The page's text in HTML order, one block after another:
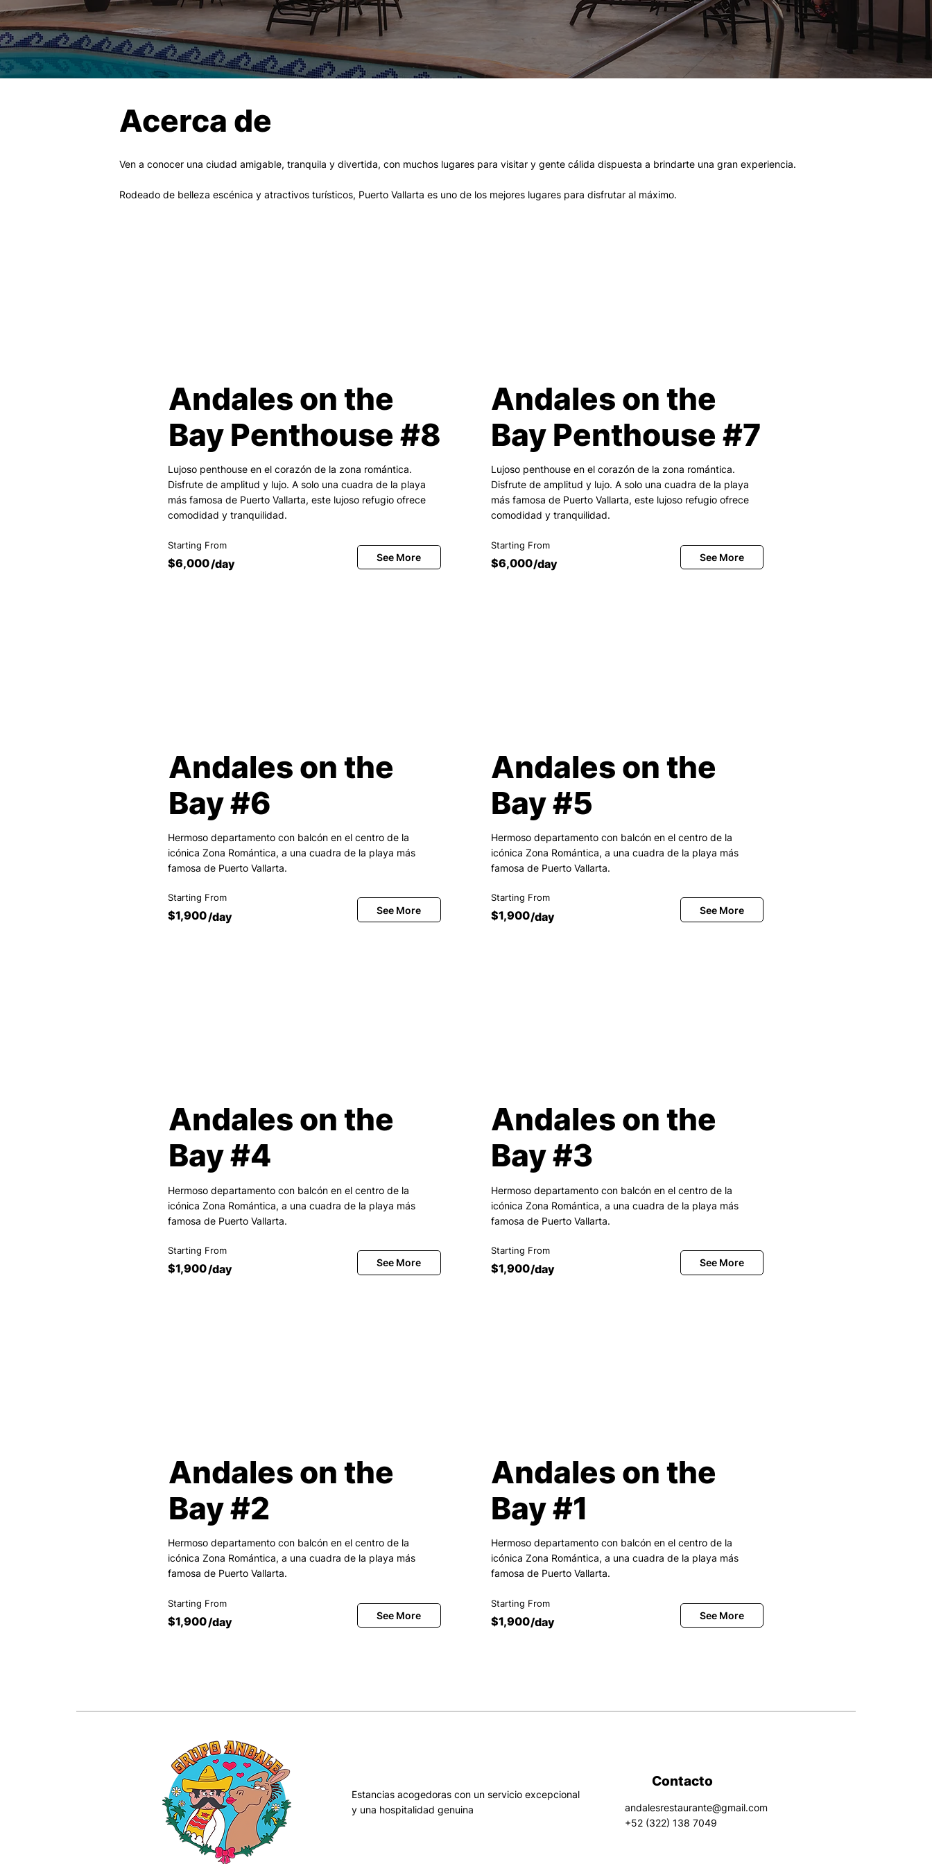
Andales on the
Bay Penthouse #8
Lujoso penthouse en el corazón de la zona romántica.
Disfrute de amplitud y lujo. A solo una cuadra de la playa
más famosa de Puerto Vallarta, este lujoso refugio ofrece
comodidad y tranquilidad.
Starting From
$6,000/day
Andales on the
Bay Penthouse #7
Lujoso penthouse en el corazón de la zona romántica.
Disfrute de amplitud y lujo. A solo una cuadra de la playa
más famosa de Puerto Vallarta, este lujoso refugio ofrece
comodidad y tranquilidad.
Starting From
$6,000/day
See More
Andales on the
Bay #6
Hermoso departamento con balcón en el centro de la
icónica Zona Romántica, a una cuadra de la playa más
famosa de Puerto Vallarta.
Starting From
$1,900/day
Andales on the
Bay #5
Hermoso departamento con balcón en el centro de la
icónica Zona Romántica, a una cuadra de la playa más
famosa de Puerto Vallarta.
Starting From
$1,900/day
See More
Andales on the
Bay #4
Hermoso departamento con balcón en el centro de la
icónica Zona Romántica, a una cuadra de la playa más
famosa de Puerto Vallarta.
Starting From
$1,900/day
Andales on the
Bay #3
Hermoso departamento con balcón en el centro de la
icónica Zona Romántica, a una cuadra de la playa más
famosa de Puerto Vallarta.
Starting From
$1,900/day
See More
Andales on the
Bay #2
Hermoso departamento con balcón en el centro de la
icónica Zona Romántica, a una cuadra de la playa más
famosa de Puerto Vallarta.
Starting From
$1,900/day
Andales on the
Bay #1
Hermoso departamento con balcón en el centro de la
icónica Zona Romántica, a una cuadra de la playa más
famosa de Puerto Vallarta.
Starting From
$1,900/day
See More
Acerca de
Ven a conocer una ciudad amigable, tranquila y divertida, con muchos lugares para visitar y gente cálida dispuesta a brindarte una gran experiencia.
Rodeado de belleza escénica y atractivos turísticos, Puerto Vallarta es uno de los mejores lugares para disfrutar al máximo.
Estancias acogedoras con un servicio excepcional
y una hospitalidad genuina
Contacto
andalesrestaurante@gmail.com
+52 (322) 138 7049